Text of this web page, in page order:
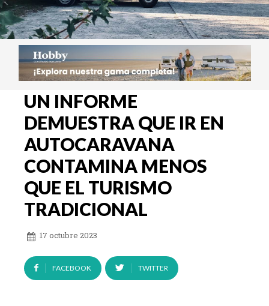
UN INFORME
DEMUESTRA QUE IR EN
AUTOCARAVANA
CONTAMINA MENOS
QUE EL TURISMO
TRADICIONAL
17 octubre 2023
FACEBOOK TWITTER